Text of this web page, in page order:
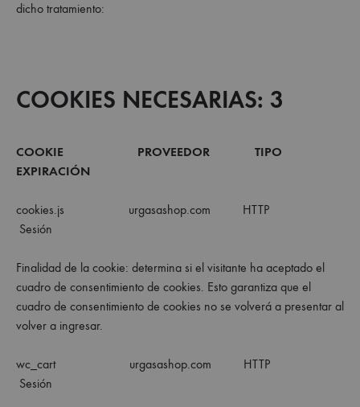
dicho tratamiento:
COOKIES NECESARIAS: 3
COOKIE PROVEEDOR TIPO
EXPIRACIÓN
cookies.js urgasashop.com HTTP
Sesión
Finalidad de la cookie: determina si el visitante ha aceptado el
cuadro de consentimiento de cookies. Esto garantiza que el
cuadro de consentimiento de cookies no se volverá a presentar al
volver a ingresar.
wc_cart urgasashop.com HTTP
Sesión